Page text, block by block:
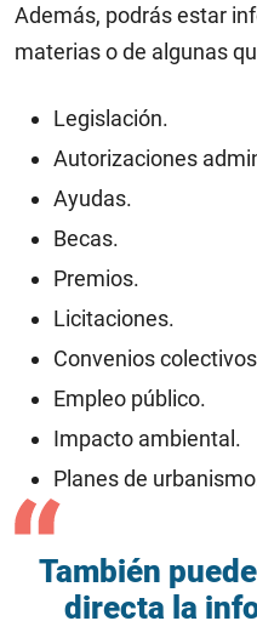
Además, podrás estar
materias o de algunas
Legislación.
Autorizaciones
Ayudas.
Becas.
Premios.
Licitaciones.
Convenios colectivos
Empleo público.
Impacto ambiental.
Planes de
También
directa la